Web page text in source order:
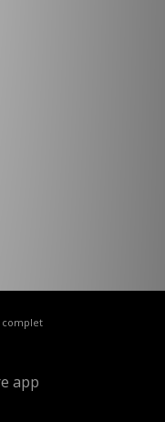
complet
app